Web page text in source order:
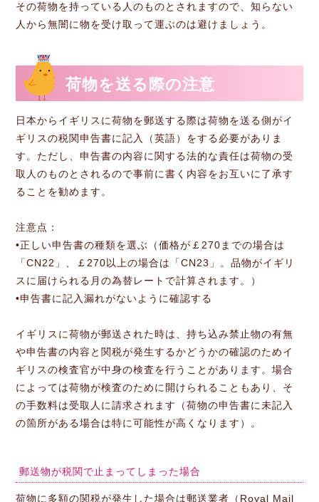
その荷物を持っている人のものとされますので、知らない
人から無闇に物を受け取って運ぶのは避けましょう。
荷物を送る際の注意
日本からイギリスに荷物を郵送する際は荷物を送る側がイ
ギリスの税関申告書に記入（英語）をする必要がありま
す。ただし、申告書の内容に関する法的な責任は荷物の受
取人のものとされるので事前に書く内容をお互いに了承す
ることを勧めます。
注意点：
•正しい申告書の種類を選ぶ（価格が￡270までの場合は
「CN22」、￡270以上の場合は「CN23」。品物がイギリ
スに届けられる月の為替レートで計算されます。）
•申告書に記入漏れがないように確認する
イギリスに荷物が郵送された時は、持ち込み禁止物の有無
や申告書の内容と関税が発生するかどうかの確認のためイ
ギリスの検査官が中身の検査を行うことがあります。場合
によっては荷物が検査のために開けられることもあり、そ
の手数料は受取人に請求されます（荷物の申告書に未記入
の箇所がある場合は特に可能性が高くなります）。
郵送物が税関で止まってしまった場合
荷物に多額の関税が発生した場合は郵送業者（Royal Mail